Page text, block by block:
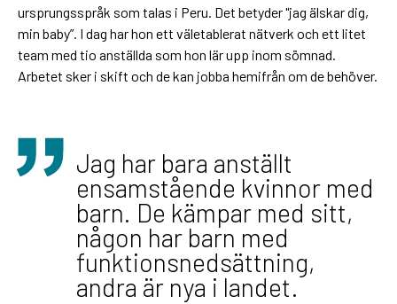
ursprungsspråk som talas i Peru. Det betyder "jag älskar dig,
min baby”. I dag har hon ett väletablerat nätverk och ett litet
team med tio anställda som hon lär upp inom sömnad.
Arbetet sker i skift och de kan jobba hemifrån om de behöver.
Jag har bara anställt
ensamstående kvinnor med
barn. De kämpar med sitt,
någon har barn med
funktionsnedsättning,
andra är nya i landet.